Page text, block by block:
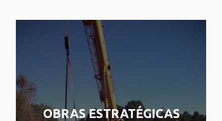
OBRAS ESTRATÉGICAS